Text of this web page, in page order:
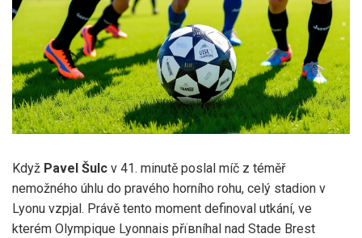
Když Pavel Šulc v 41. minutě poslal míč z téměř
nemožného úhlu do pravého horního rohu, celý stadion v
Lyonu vzpjal. Právě tento moment definoval utkání, ve
kterém Olympique Lyonnais přївníhal nad Stade Brest